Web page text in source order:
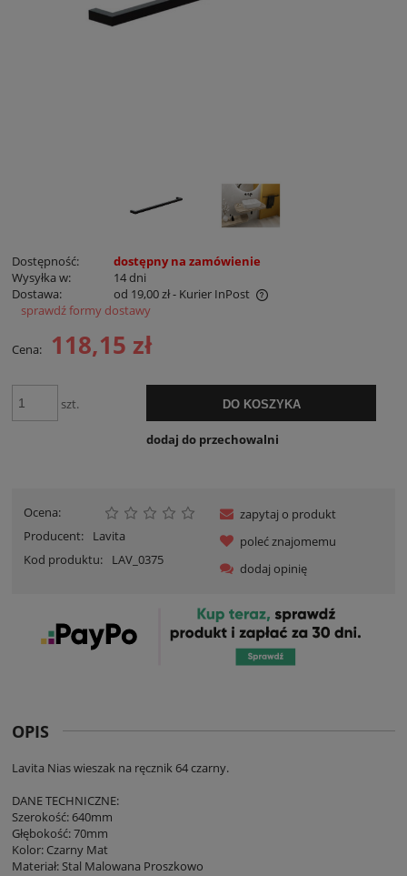
Dostępność:
dostępny na zamówienie
Wysyłka w:
14 dni
Dostawa:
od 19,00 zł- Kurier InPost
Cena nie zawiera ewentualnych kosztów płatności
sprawdź formy dostawy
Cena: 118,15 zł
szt. DO KOSZYKA
dodaj do przechowalni
Ocena:
Producent:
Lavita
Kod produktu:
LAV_0375
zapytaj o produkt
poleć znajomemu
dodaj opinię
OPIS
Lavita Nias wieszak na ręcznik 64 czarny.
DANE TECHNICZNE:
Szerokość: 640mm
Głębokość: 70mm
Kolor: Czarny Mat
Materiał: Stal Malowana Proszkowo